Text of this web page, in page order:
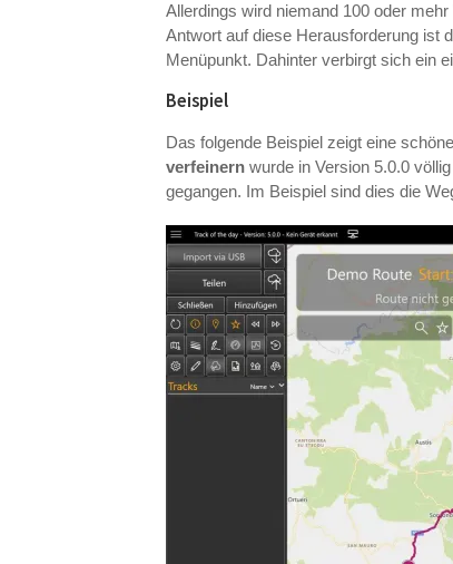
Allerdings wird niemand 100 oder
Antwort auf diese Herausforderung ist
Menüpunkt. Dahinter verbirgt sich ein
Beispiel
Das folgende Beispiel zeigt eine
verfeinern wurde in Version 5.0.0
gegangen. Im Beispiel sind dies die